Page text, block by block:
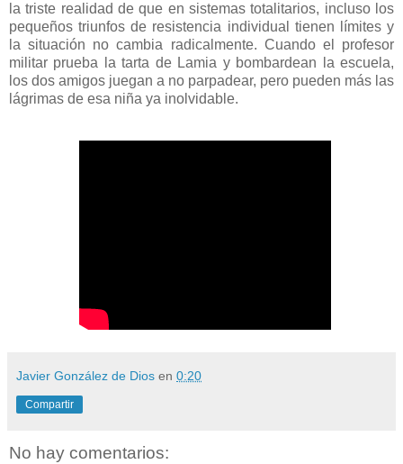
la triste realidad de que en sistemas totalitarios, incluso los
pequeños triunfos de resistencia individual tienen límites y
la situación no cambia radicalmente. Cuando el profesor
militar prueba la tarta de Lamia y bombardean la escuela,
los dos amigos juegan a no parpadear, pero pueden más las
lágrimas de esa niña ya inolvidable.
Javier González de Dios en 0:20
Compartir
No hay comentarios: